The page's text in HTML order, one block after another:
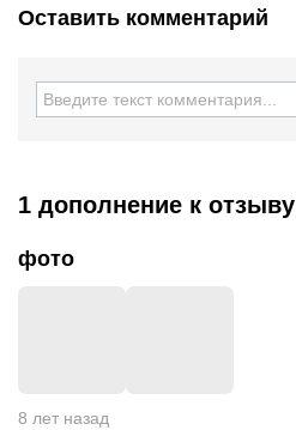
Оставить комментарий
1 дополнение к отзыву
фото
8 лет назад